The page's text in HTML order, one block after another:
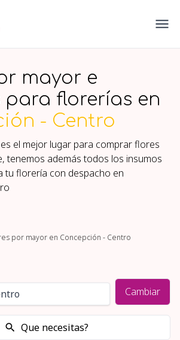
mayor e
para florerías en
- Centro
el mejor lugar para comprar flores
tenemos además todos los insumos
tu florería con despacho en
por mayor en Concepción - Centro
Cambiar
Que necesitas?